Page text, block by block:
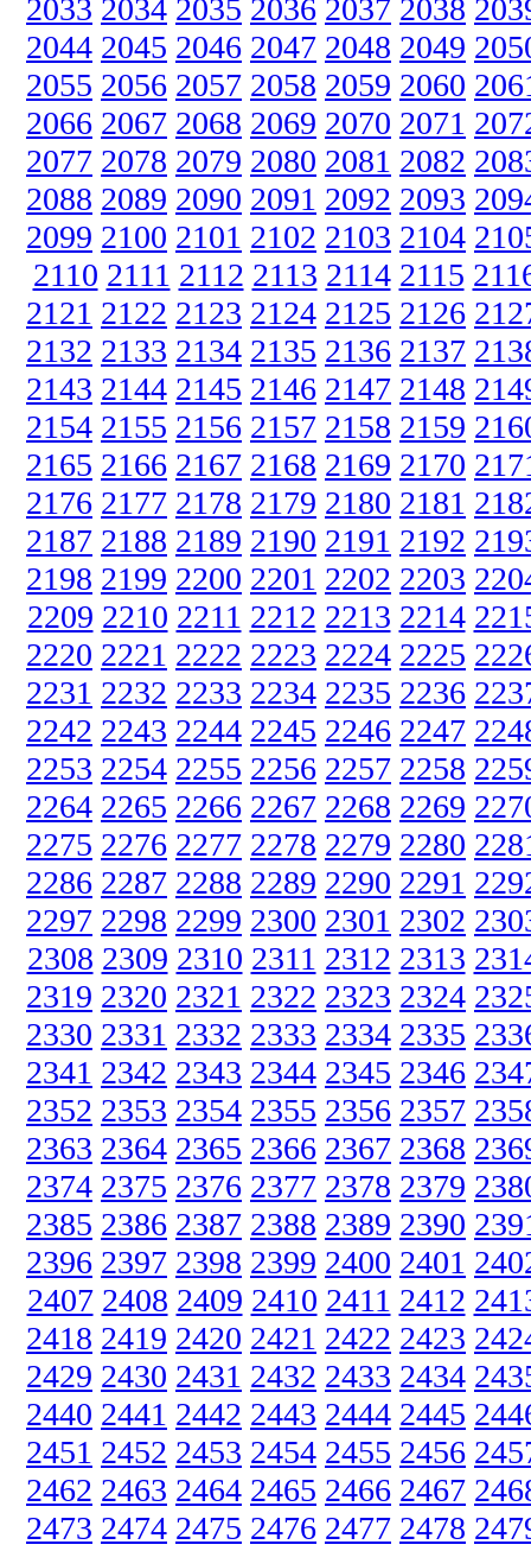
2033 2034 2035 2036 2037 2038
2044 2045 2046 2047 2048 2049
2055 2056 2057 2058 2059 2060
2066 2067 2068 2069 2070 2071
2077 2078 2079 2080 2081 2082
2088 2089 2090 2091 2092 2093
2099 2100 2101 2102 2103 2104
2110 2111 2112 2113 2114 2115
2121 2122 2123 2124 2125 2126
2132 2133 2134 2135 2136 2137
2143 2144 2145 2146 2147 2148
2154 2155 2156 2157 2158 2159
2165 2166 2167 2168 2169 2170
2176 2177 2178 2179 2180 2181
2187 2188 2189 2190 2191 2192
2198 2199 2200 2201 2202 2203
2209 2210 2211 2212 2213 2214
2220 2221 2222 2223 2224 2225
2231 2232 2233 2234 2235 2236
2242 2243 2244 2245 2246 2247
2253 2254 2255 2256 2257 2258
2264 2265 2266 2267 2268 2269
2275 2276 2277 2278 2279 2280
2286 2287 2288 2289 2290 2291
2297 2298 2299 2300 2301 2302
2308 2309 2310 2311 2312 2313
2319 2320 2321 2322 2323 2324
2330 2331 2332 2333 2334 2335
2341 2342 2343 2344 2345 2346
2352 2353 2354 2355 2356 2357
2363 2364 2365 2366 2367 2368
2374 2375 2376 2377 2378 2379
2385 2386 2387 2388 2389 2390
2396 2397 2398 2399 2400 2401
2407 2408 2409 2410 2411 2412
2418 2419 2420 2421 2422 2423
2429 2430 2431 2432 2433 2434
2440 2441 2442 2443 2444 2445
2451 2452 2453 2454 2455 2456
2462 2463 2464 2465 2466 2467
2473 2474 2475 2476 2477 2478